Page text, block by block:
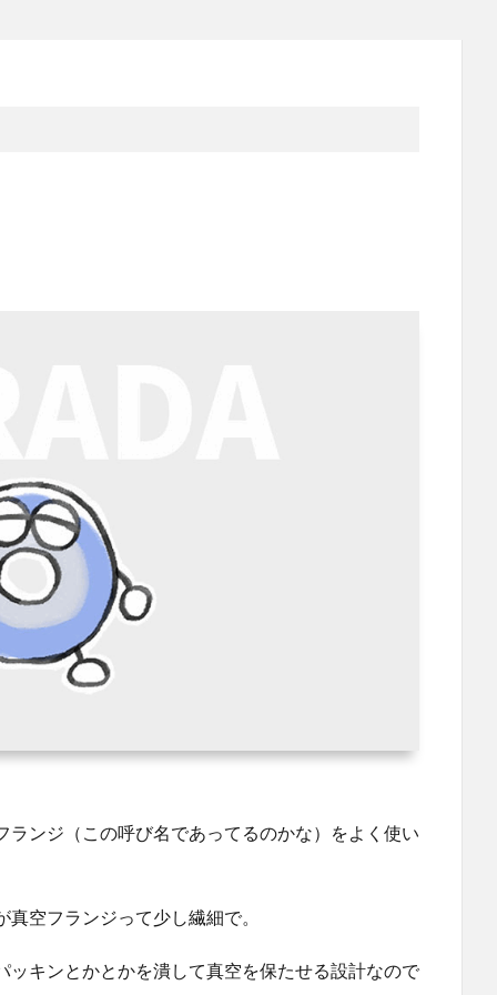
ンジ（この呼び名であってるのかな）をよく使い
空フランジって少し繊細で。
キンとかとかを潰して真空を保たせる設計なので